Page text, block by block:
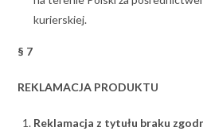
kurierskiej.
§ 7
REKLAMACJA PRODUKTU
Reklamacja z tytułu braku